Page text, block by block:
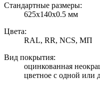
Стандартные размеры:
625х140х0.5 мм
Цвета:
RAL, RR, NCS, МП
Вид покрытия:
оцинкованная
цветное с одной или